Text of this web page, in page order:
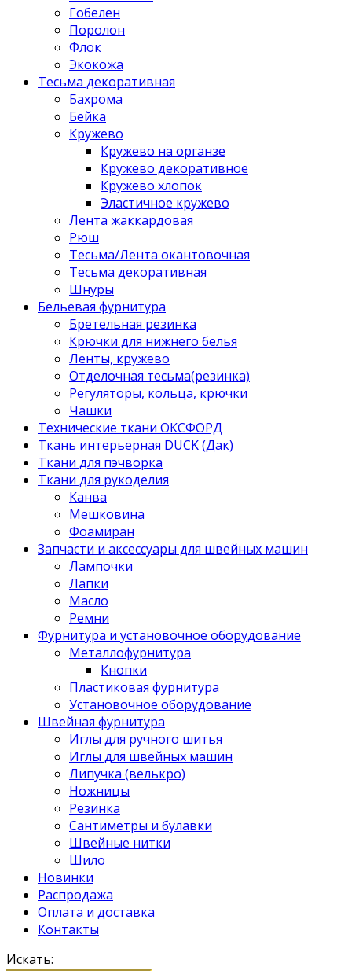
Гобелен
Поролон
Флок
Экокожа
Тесьма декоративная
Бахрома
Бейка
Кружево
Кружево на органзе
Кружево декоративное
Кружево хлопок
Эластичное кружево
Лента жаккардовая
Рюш
Тесьма/Лента окантовочная
Тесьма декоративная
Шнуры
Бельевая фурнитура
Бретельная резинка
Крючки для нижнего белья
Ленты, кружево
Отделочная тесьма(резинка)
Регуляторы, кольца, крючки
Чашки
Технические ткани ОКСФОРД
Ткань интерьерная DUCK (Дак)
Ткани для пэчворка
Ткани для рукоделия
Канва
Мешковина
Фоамиран
Запчасти и аксессуары для швейных машин
Лампочки
Лапки
Масло
Ремни
Фурнитура и установочное оборудование
Металлофурнитура
Кнопки
Пластиковая фурнитура
Установочное оборудование
Швейная фурнитура
Иглы для ручного шитья
Иглы для швейных машин
Липучка (велькро)
Ножницы
Резинка
Сантиметры и булавки
Швейные нитки
Шило
Новинки
Распродажа
Оплата и доставка
Контакты
Искать: